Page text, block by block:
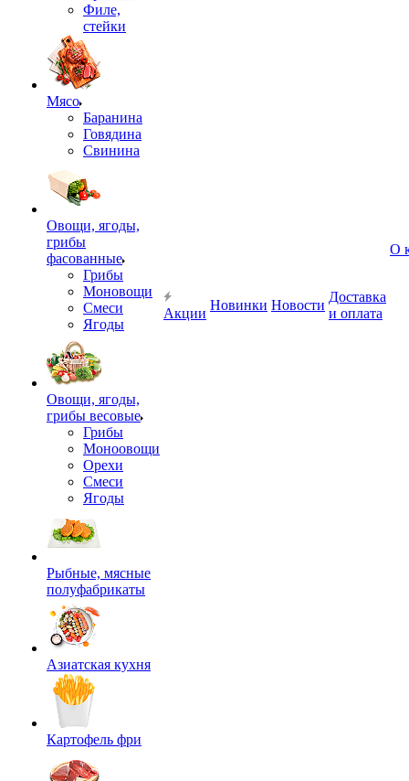
Филе,
стейки
Мясо
Баранина
Говядина
Свинина
Овощи, ягоды,
грибы
фасованные
Грибы
Моновощи
Смеси
Ягоды
Овощи, ягоды,
грибы весовые
Грибы
Моноовощи
Орехи
Смеси
Ягоды
Рыбные, мясные
полуфабрикаты
Азиатская кухня
Картофель фри
Акции
Новинки Новости
Доставка
и оплата
О